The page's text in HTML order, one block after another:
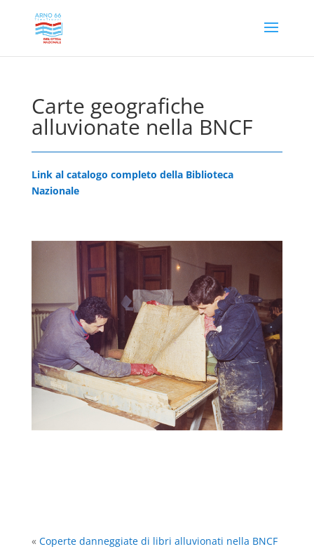
Carte geografiche
alluvionate nella BNCF
Link al catalogo completo della Biblioteca
Nazionale
« Coperte danneggiate di libri alluvionati nella BNCF